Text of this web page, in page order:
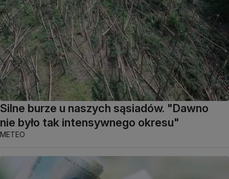
Silne burze u naszych sąsiadów. "Dawno
nie było tak intensywnego okresu"
METEO